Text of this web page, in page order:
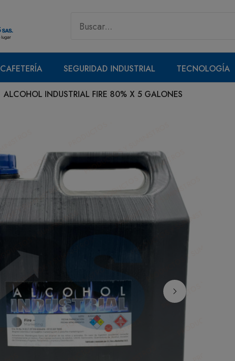
CAFETERÍA SEGURIDAD INDUSTRIAL TECNOLOGÍA
ALCOHOL INDUSTRIAL FIRE 80% X 5 GALONES